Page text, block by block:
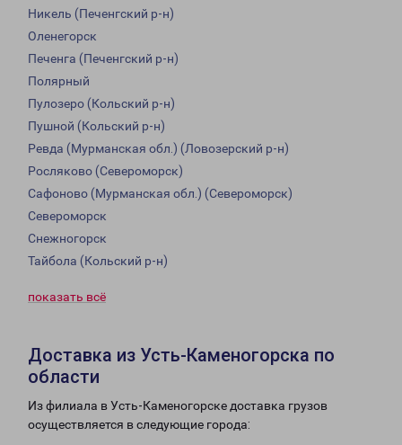
Никель (Печенгский р-н)
Оленегорск
Печенга (Печенгский р-н)
Полярный
Пулозеро (Кольский р-н)
Пушной (Кольский р-н)
Ревда (Мурманская обл.) (Ловозерский р-н)
Росляково (Североморск)
Сафоново (Мурманская обл.) (Североморск)
Североморск
Снежногорск
Тайбола (Кольский р-н)
показать всё
Доставка из Усть-Каменогорска по
области
Из филиала в Усть-Каменогорске доставка грузов
осуществляется в следующие города: